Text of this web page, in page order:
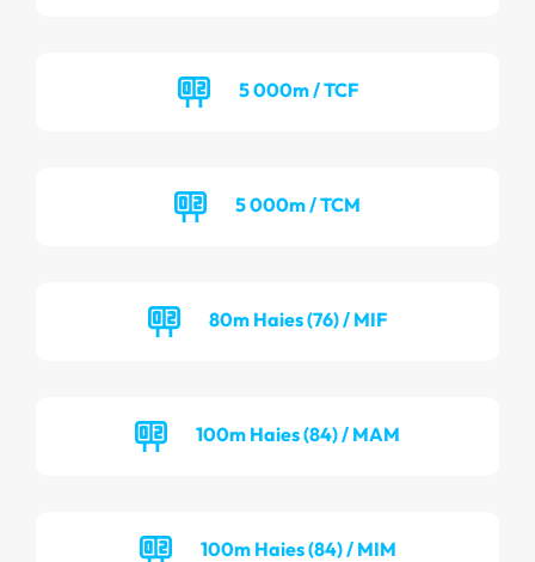
5 000m / TCF
5 000m / TCM
80m Haies (76) / MIF
100m Haies (84) / MAM
100m Haies (84) / MIM